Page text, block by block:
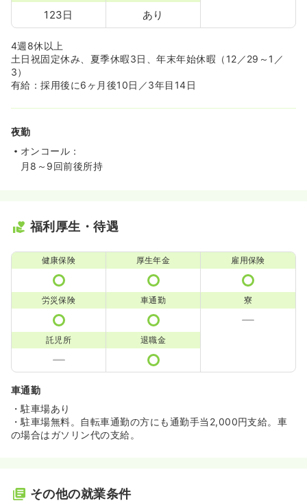
123日 あり
4週8休以上
土日祝固定休み、夏季休暇3日、年末年始休暇（12／29～1／
3）
有給：採用後に6ヶ月後10日／3年目14日
夜勤
オンコール：
月8～9回前後所持
福利厚生・待遇
健康保険 厚生年金 雇用保険
労災保険 車通勤 寮
託児所 退職金
車通勤
・駐車場あり
・駐車場無料。自転車通勤の方にも通勤手当2,000円支給。車
の場合はガソリン代の支給。
その他の就業条件